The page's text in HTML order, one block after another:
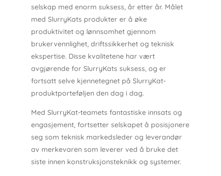
selskap med enorm suksess, år etter år. Målet
med SlurryKats produkter er å øke
produktivitet og lønnsomhet gjennom
brukervennlighet, driftssikkerhet og teknisk
ekspertise. Disse kvalitetene har vært
avgjørende for SlurryKats suksess, og er
fortsatt selve kjennetegnet på SlurryKat-
produktporteføljen den dag i dag.
Med SlurryKat-teamets fantastiske innsats og
engasjement, fortsetter selskapet å posisjonere
seg som teknisk markedsleder og leverandør
av merkevaren som leverer ved å bruke det
siste innen konstruksjonsteknikk og systemer.